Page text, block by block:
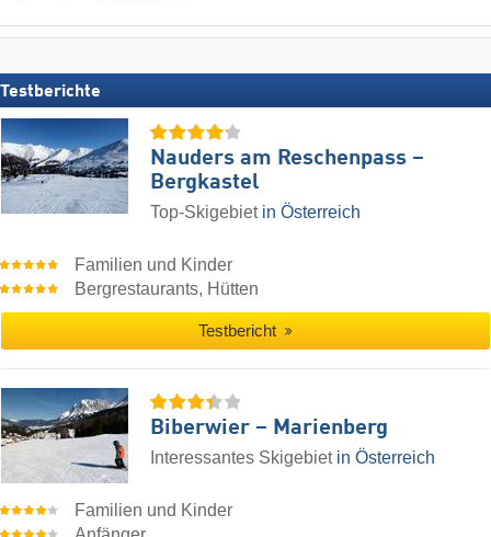
Testberichte
Nauders am Reschenpass –
Bergkastel
Top-Skigebiet in Österreich
Familien und Kinder
Bergrestaurants, Hütten
Testbericht
Biberwier – Marienberg
Interessantes Skigebiet in Österreich
Familien und Kinder